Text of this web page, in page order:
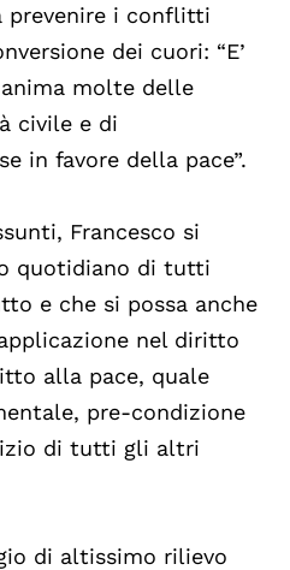
prevenire i conflitti
dei cuori: “E’
molte delle
civile e di
in favore della pace”.
Francesco si
quotidiano di tutti
e che si possa anche
nel diritto
alla pace, quale
pre-condizione
di tutti gli altri
di altissimo rilievo